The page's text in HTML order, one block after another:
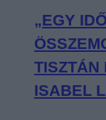
„EGY
TISZTÁN
ISABEL